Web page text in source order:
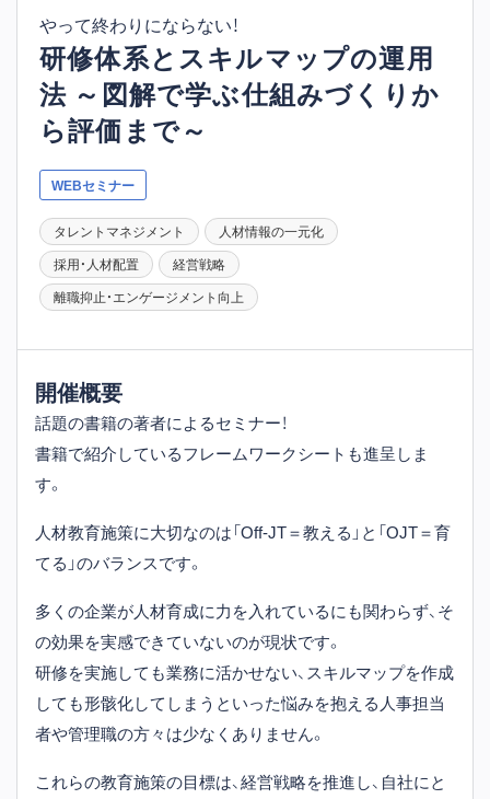
やって終わりにならない！
研修体系とスキルマップの運用
法 ～図解で学ぶ仕組みづくりか
ら評価まで～
WEBセミナー
タレントマネジメント
人材情報の一元化
採用・人材配置
経営戦略
離職抑止・エンゲージメント向上
開催概要
話題の書籍の著者によるセミナー！
書籍で紹介しているフレームワークシートも進呈しま
す。
人材教育施策に大切なのは「Off-JT＝教える」と「OJT＝育
てる」のバランスです。
多くの企業が人材育成に力を入れているにも関わらず、そ
の効果を実感できていないのが現状です。
研修を実施しても業務に活かせない、スキルマップを作成
しても形骸化してしまうといった悩みを抱える人事担当
者や管理職の方々は少なくありません。
これらの教育施策の目標は、経営戦略を推進し、自社にと